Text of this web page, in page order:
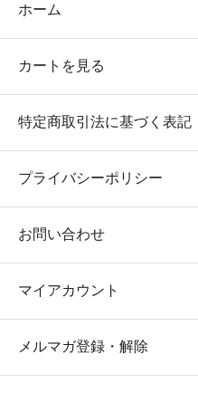
ホーム
カートを見る
特定商取引法に基づく表記
プライバシーポリシー
お問い合わせ
マイアカウント
メルマガ登録・解除